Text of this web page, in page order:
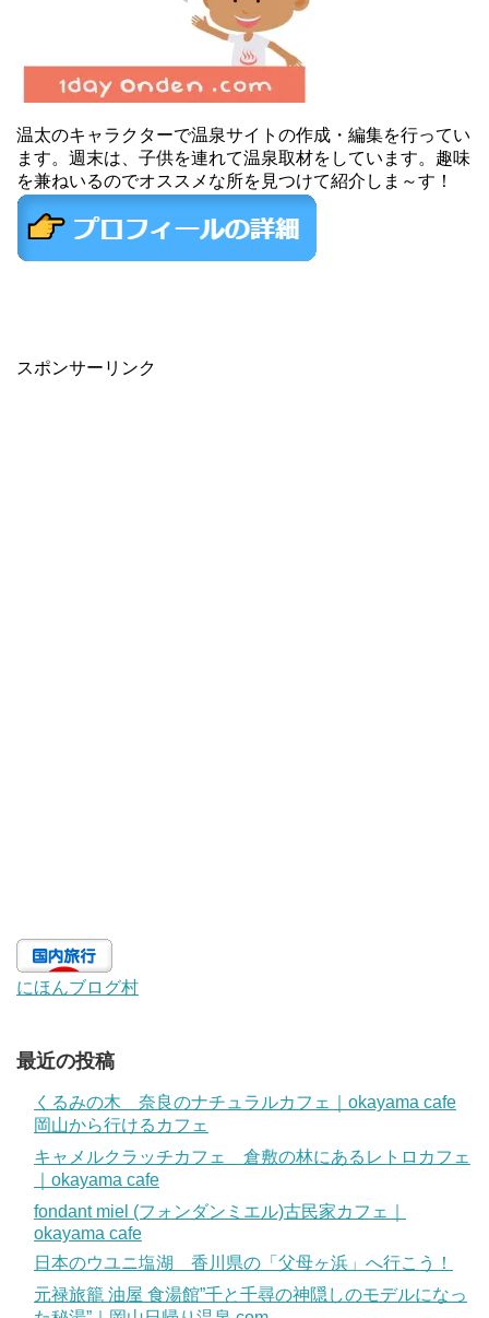
温太のキャラクターで温泉サイトの作成・編集を行ってい
ます。週末は、子供を連れて温泉取材をしています。趣味
を兼ねいるのでオススメな所を見つけて紹介しま～す！
スポンサーリンク
にほんブログ村
最近の投稿
くるみの木 奈良のナチュラルカフェ｜okayama cafe
岡山から行けるカフェ
キャメルクラッチカフェ 倉敷の林にあるレトロカフェ
｜okayama cafe
fondant miel (フォンダンミエル)古民家カフェ｜
okayama cafe
日本のウユニ塩湖 香川県の「父母ヶ浜」へ行こう！
元禄旅籠 油屋 食湯館”千と千尋の神隠しのモデルになっ